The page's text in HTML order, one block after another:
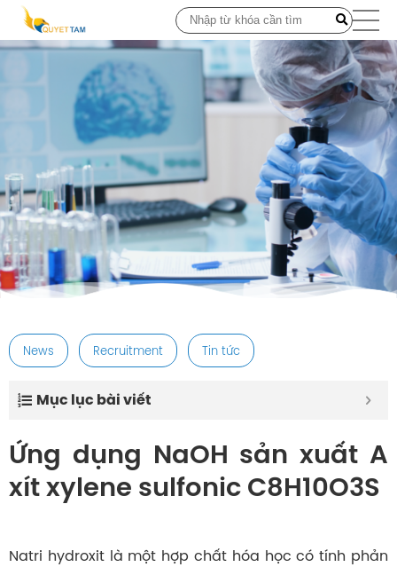
post
News Recruitment Tin tức
Mục lục bài viết
Ứng dụng NaOH sản xuất A
xít xylene sulfonic C8H10O3S
Natri hydroxit là một hợp chất hóa học có tính phản